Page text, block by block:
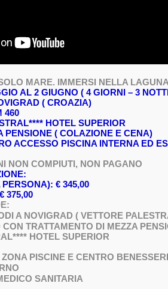
MARE. IMMERSI NELLA
AL 2 GIUGNO ( 4 GIORNI – 3
( CROAZIA)
460
HOTEL SUPERIOR
PENSIONE ( COLAZIONE E CENA)
ACCESSO PISCINA INTERNA ED
NON COMPIUTI, NON PAGANO
€ 345,00
375,00
A NOVIGRAD ( VETTORE
TRATTAMENTO DI MEZZA
HOTEL SUPERIOR
PISCINE E CENTRO
SANITARIA